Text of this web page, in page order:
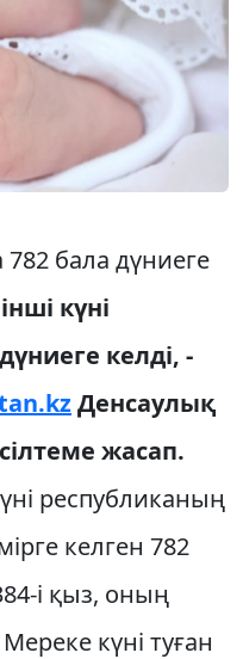
782 бала дүниеге
күні
келді, -
Денсаулық
жасап.
республиканың
келген 782
і қыз, оның
күні туған